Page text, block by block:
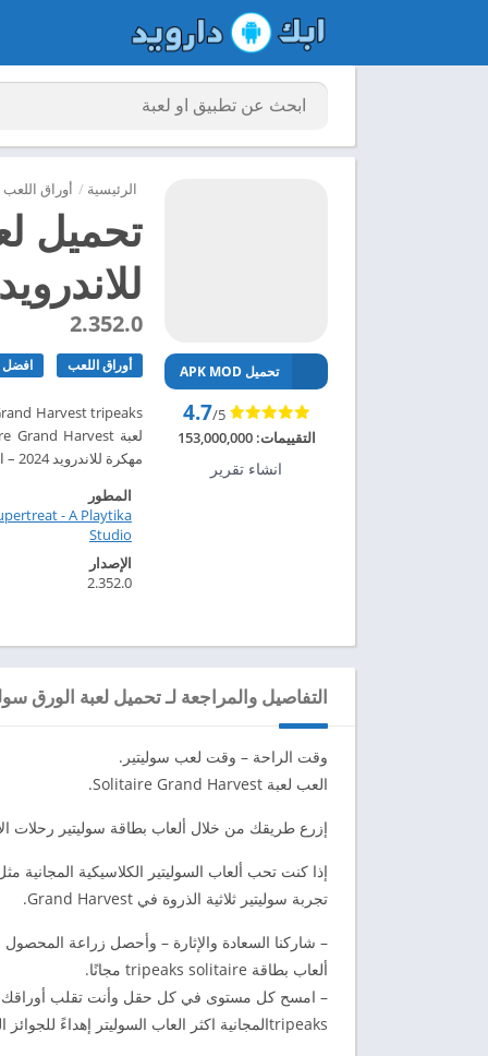
الرئيسية / أوراق اللعب
تحميل
للاندرويد 2024
2.352.0
أوراق اللعب افضل
مهكرة للاندرويد 2024 – ابك دارويد
تحميل APK MOD
4.7/5
التقييمات:153,000,000
انشاء تقرير
المطور
- A Playtika
Studio‏
الإصدار
2.352.0
التفاصيل والمراجعة لـ تحميل لعبة الورق
وقت الراحة – وقت لعب سوليتير.
العب لعبة Solitaire Grand Harvest.
إزرع طريقك من خلال ألعاب بطاقة سوليتير رحلات
تجربة سوليتير ثلاثية الذروة في Grand Harvest.
– شاركنا السعادة والإثارة – وأحصل زراعة
ألعاب بطاقة tripeaks solitaire مجانًا.
– امسح كل مستوى في كل حقل وأنت تقلب أوراقك
tripeaksالمجانية اكثر العاب السوليتر إهداءً للجوائز التي سبق لك أن لعبتها.